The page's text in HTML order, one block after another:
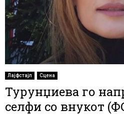
Лајфстајл Сцена
Турунџиева го
селфи со внукот